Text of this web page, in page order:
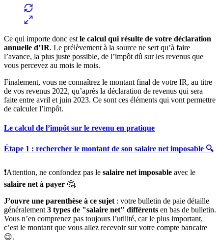
Ce qui importe donc est le calcul qui résulte de votre déclaration
annuelle d’IR. Le prélèvement à la source ne sert qu’à faire
l’avance, la plus juste possible, de l’impôt dû sur les revenus que
vous percevez au mois le mois.
Finalement, vous ne connaîtrez le montant final de votre IR, au titre
de vos revenus 2022, qu’après la déclaration de revenus qui sera
faite entre avril et juin 2023. Ce sont ces éléments qui vont permettre
de calculer l’impôt.
Le calcul de l’impôt sur le revenu en pratique
Étape 1 : rechercher le montant de son salaire net imposable 🔍
❗️Attention, ne confondez pas le salaire net imposable avec le
salaire net à payer 🤔.
J’ouvre une parenthèse à ce sujet : votre bulletin de paie détaille
généralement 3 types de "salaire net" différents en bas de bulletin.
Vous n’en comprenez pas toujours l’utilité, car le plus important,
c’est le montant que vous allez recevoir sur votre compte bancaire
😉.